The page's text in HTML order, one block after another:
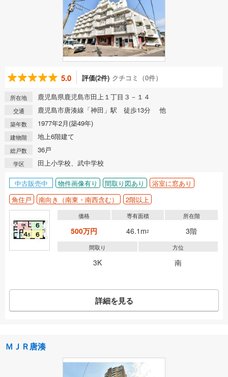
5.0 評価(2件) クチコミ（0件）
所在地 鹿児島県鹿児島市田上１丁目３－１４
交通 鹿児島市唐湊線「神田」駅 徒歩13分 他
築年数 1977年2月(築49年)
建物階 地上6階建て
総戸数 36戸
学区 田上小学校、武中学校
中古販売中 物件画像有り 間取り図あり
浴室に窓あり
角住戸
南向き（南東・南西含む） 2階以上
価格
500万円
専有面積
46.1m2
所在階
3階
間取り
3K
方位
南
詳細を見る
ＭＪＲ唐湊